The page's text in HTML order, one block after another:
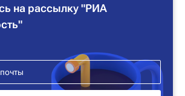
на рассылку "РИА